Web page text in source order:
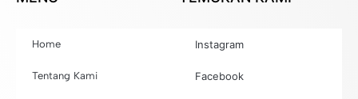
Home
Tentang Kami
Instagram
Facebook